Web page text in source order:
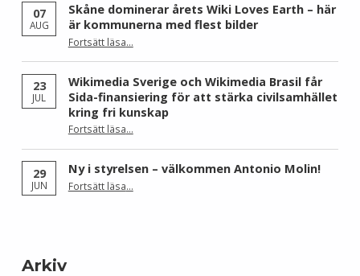
07
AUG
Skåne dominerar årets Wiki Loves Earth – här
är kommunerna med flest bilder
Fortsätt läsa“Skåne dominerar årets Wiki Loves Earth – här är kommunerna med flest bilder”
…
23
JUL
Wikimedia Sverige och Wikimedia Brasil får
Sida-finansiering för att stärka civilsamhället
kring fri kunskap
Fortsätt läsa“Wikimedia Sverige och Wikimedia Brasil får Sida-finansiering för att stärka civilsamhället kring fri kunskap”
…
29
JUN
Ny i styrelsen – välkommen Antonio Molin!
Fortsätt läsa“Ny i styrelsen – välkommen Antonio Molin!”
…
Arkiv